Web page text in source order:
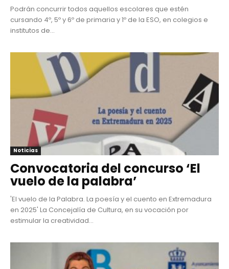
Podrán concurrir todos aquellos escolares que estén
cursando 4º, 5º y 6º de primaria y 1º de la ESO, en colegios e
institutos de...
Noticias
Convocatoria del concurso ‘El
vuelo de la palabra’
'El vuelo de la Palabra. La poesía y el cuento en Extremadura
en 2025' La Concejalía de Cultura, en su vocación por
estimular la creatividad...